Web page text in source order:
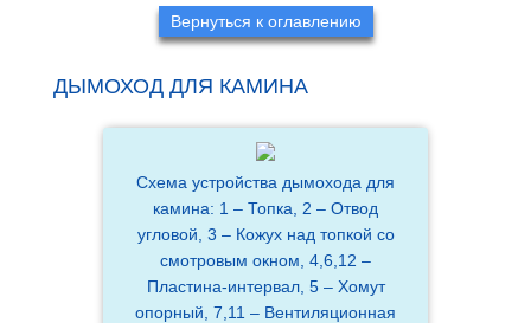
Вернуться к оглавлению
ДЫМОХОД ДЛЯ КАМИНА
Схема устройства дымохода для
камина: 1 – Топка, 2 – Отвод
угловой, 3 – Кожух над топкой со
смотровым окном, 4,6,12 –
Пластина-интервал, 5 – Хомут
опорный, 7,11 – Вентиляционная